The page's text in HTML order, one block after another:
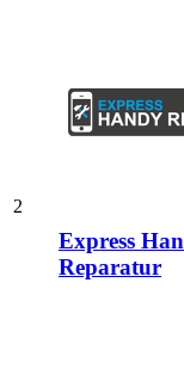
2
Express
Reparatur